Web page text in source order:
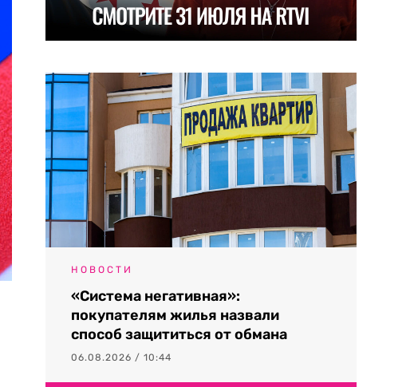
НОВОСТИ
«Система негативная»:
покупателям жилья назвали
способ защититься от обмана
06.08.2026 / 10:44